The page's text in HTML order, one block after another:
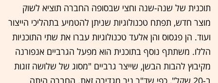
תוכנית של שנה-שנה וחצי שבסופה החברה תוציא לשוק
מוצר חדש, תפתח טכנולוגיות שניתן להטמיע בתהליכי הייצור
ועוד. הן פגסוס והן אלעד טכנולוגיות עברו את שתי התוכניות
הללו. משתתף נוסף בתוכנית הוא מפעל הגרביים אנפורנה
מקיבוץ להבות הבשן, שייצר גרביים "מסוג של שלושה זוגות
ב-20 שקל", כפי שד"ר ניר מגדירה זאת. החברה היתה